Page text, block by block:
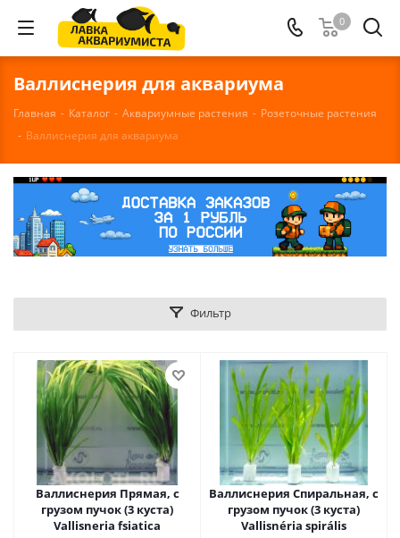
0
Валлиснерия для аквариума
Главная - Каталог - Аквариумные растения - Розеточные растения
- Валлиснерия для аквариума
Фильтр
Валлиснерия Прямая, с
грузом пучок (3 куста)
Vallisneria fsiatica
Валлиснерия Спиральная, с
грузом пучок (3 куста)
Vallisnéria spirális